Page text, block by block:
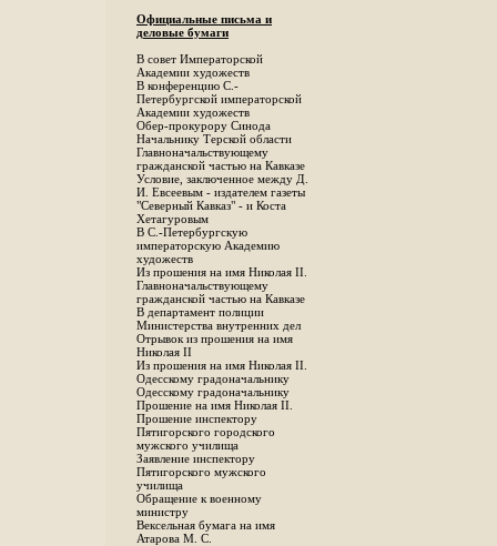
Официальные письма и
деловые бумаги
В совет Императорской
Академии художеств
В конференцию С.-
Петербургской императорской
Академии художеств
Обер-прокурору Синода
Начальнику Терской области
Главноначальствующему
гражданской частью на Кавказе
Условие, заключенное между Д.
И. Евсеевым - издателем газеты
"Северный Кавказ" - и Коста
Хетагуровым
В С.-Петербургскую
императорскую Академию
художеств
Из прошения на имя Николая II.
Главноначальствующему
гражданской частью на Кавказе
В департамент полиции
Министерства внутренних дел
Отрывок из прошения на имя
Николая II
Из прошения на имя Николая II.
Одесскому градоначальнику
Одесскому градоначальнику
Прошение на имя Николая II.
Прошение инспектору
Пятигорского городского
мужского училища
Заявление инспектору
Пятигорского мужского
училища
Обращение к военному
министру
Вексельная бумага на имя
Атарова М. С.